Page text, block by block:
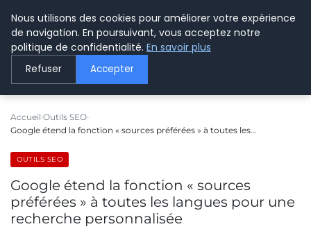
LE WEBMARKETING
Accueil Outils SEO
Google étend la fonction « sources préférées » à toutes les…
OUTILS SEO
Google étend la fonction « sources
préférées » à toutes les langues pour une
recherche personnalisée
Nous utilisons des cookies pour améliorer votre expérience
de navigation. En poursuivant, vous acceptez notre
politique de confidentialité. En savoir plus
Refuser Accepter